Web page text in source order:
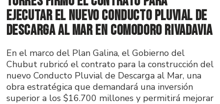
ejecutar el nuevo Conducto Pluvial de
Descarga al Mar en Comodoro Rivadavia
En el marco del Plan Galina, el Gobierno del
Chubut rubricó el contrato para la construcción del
nuevo Conducto Pluvial de Descarga al Mar, una
obra estratégica que demandará una inversión
superior a los $16.700 millones y permitirá mejorar